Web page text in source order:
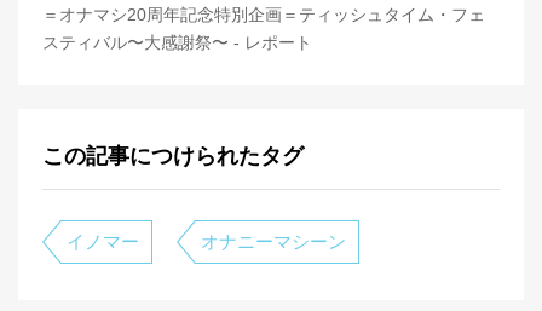
＝オナマシ20周年記念特別企画＝ティッシュタイム・フェ
スティバル〜大感謝祭〜 - レポート
この記事につけられたタグ
イノマー オナニーマシーン